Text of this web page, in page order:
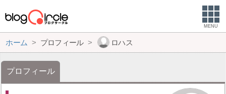
MENU
ホーム プロフィール ロハス
プロフィール